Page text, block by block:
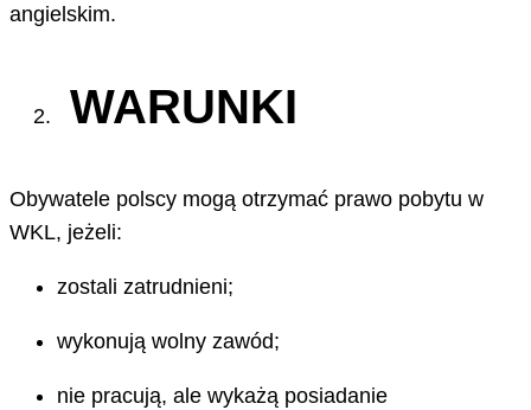
angielskim.
WARUNKI
Obywatele polscy mogą otrzymać prawo pobytu w
WKL, jeżeli:
zostali zatrudnieni;
wykonują wolny zawód;
nie pracują, ale wykażą posiadanie